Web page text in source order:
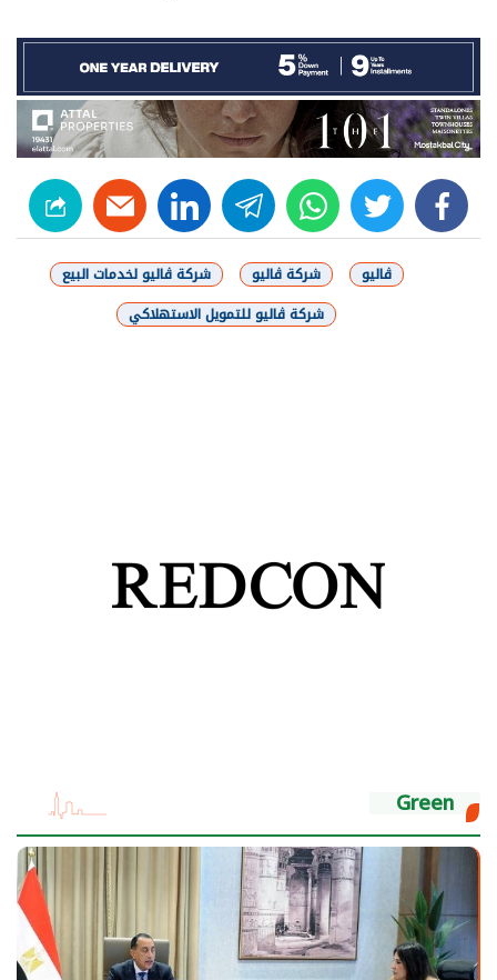
facebook
twitter
whats
telegram
linkedin
ڤاليو شركة ڤاليو
شركة ڤاليو لخدمات البيع
شركة ڤاليو للتمويل الاستهلاكي
Green